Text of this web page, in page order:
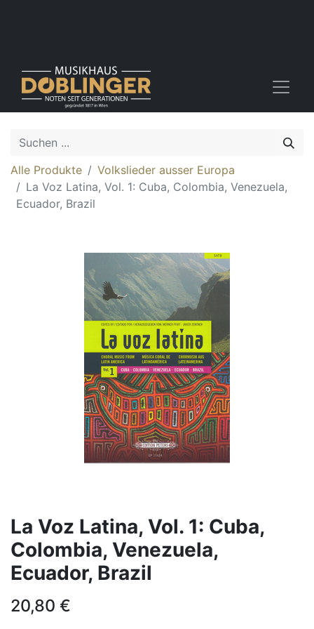
Alle Produkte
Volkslieder ausser Europa
La Voz Latina, Vol. 1: Cuba, Colombia, Venezuela,
Ecuador, Brazil
La Voz Latina, Vol. 1: Cuba,
Colombia, Venezuela,
Ecuador, Brazil
20,80 €